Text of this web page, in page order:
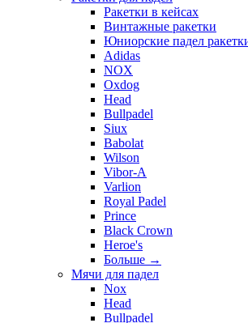
Ракетки в кейсах
Винтажные ракетки
Юниорские падел
Adidas
NOX
Oxdog
Head
Bullpadel
Siux
Babolat
Wilson
Vibor-A
Varlion
Royal Padel
Prince
Black Crown
Heroe's
Больше →
Мячи для падел
Nox
Head
Bullpadel